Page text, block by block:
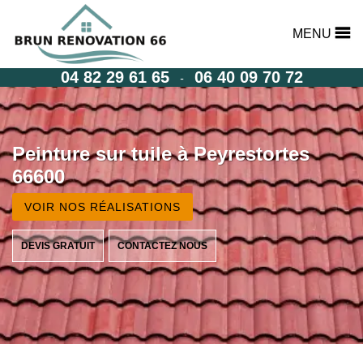
MENU
04 82 29 61 65 - 06 40 09 70 72
Peinture sur tuile à Peyrestortes
66600
VOIR NOS RÉALISATIONS
DEVIS GRATUIT CONTACTEZ NOUS